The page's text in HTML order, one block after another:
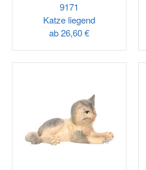
9171
Katze liegend
ab26,60 €